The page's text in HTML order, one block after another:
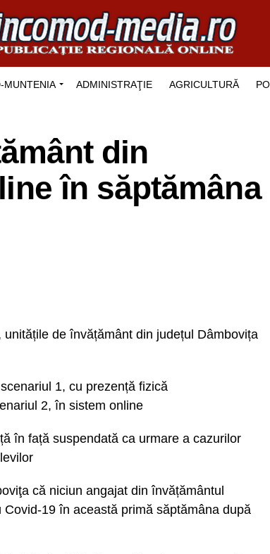
MUNTENIA ADMINISTRAŢIE AGRICULTURĂ
din
în săptămâna
de învățământ din județul Dâmbovița
1, cu prezență fizică
2, în sistem online
în față suspendată ca urmare a cazurilor
că niciun angajat din învățământul
19 în această primă săptămâna după